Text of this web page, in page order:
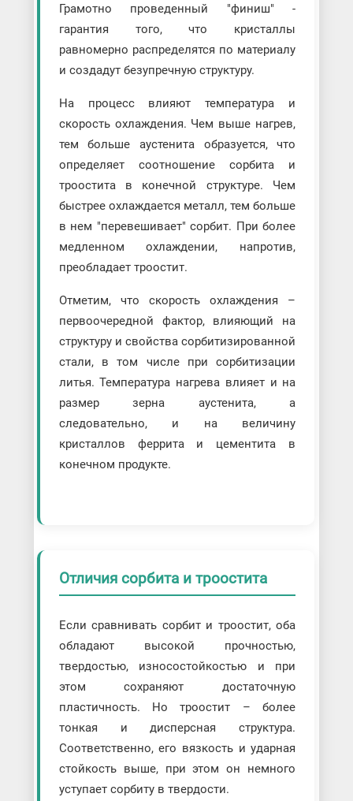
Грамотно проведенный "финиш" -
гарантия того, что кристаллы
равномерно распределятся по материалу
и создадут безупречную структуру.
На процесс влияют температура и
скорость охлаждения. Чем выше нагрев,
тем больше аустенита образуется, что
определяет соотношение сорбита и
троостита в конечной структуре. Чем
быстрее охлаждается металл, тем больше
в нем "перевешивает" сорбит. При более
медленном охлаждении, напротив,
преобладает троостит.
Отметим, что скорость охлаждения –
первоочередной фактор, влияющий на
структуру и свойства сорбитизированной
стали, в том числе при сорбитизации
литья. Температура нагрева влияет и на
размер зерна аустенита, а
следовательно, и на величину
кристаллов феррита и цементита в
конечном продукте.
Отличия сорбита и троостита
Если сравнивать сорбит и троостит, оба
обладают высокой прочностью,
твердостью, износостойкостью и при
этом сохраняют достаточную
пластичность. Но троостит – более
тонкая и дисперсная структура.
Соответственно, его вязкость и ударная
стойкость выше, при этом он немного
уступает сорбиту в твердости.